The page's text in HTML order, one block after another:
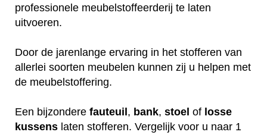
professionele meubelstoffeerderij te laten
uitvoeren.
Door de jarenlange ervaring in het stofferen van
allerlei soorten meubelen kunnen zij u helpen met
de meubelstoffering.
Een bijzondere fauteuil , bank, stoel of losse
kussens laten stofferen. Vergelijk voor u naar 1